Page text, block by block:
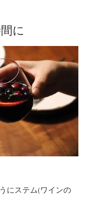
に
にステム(ワインの